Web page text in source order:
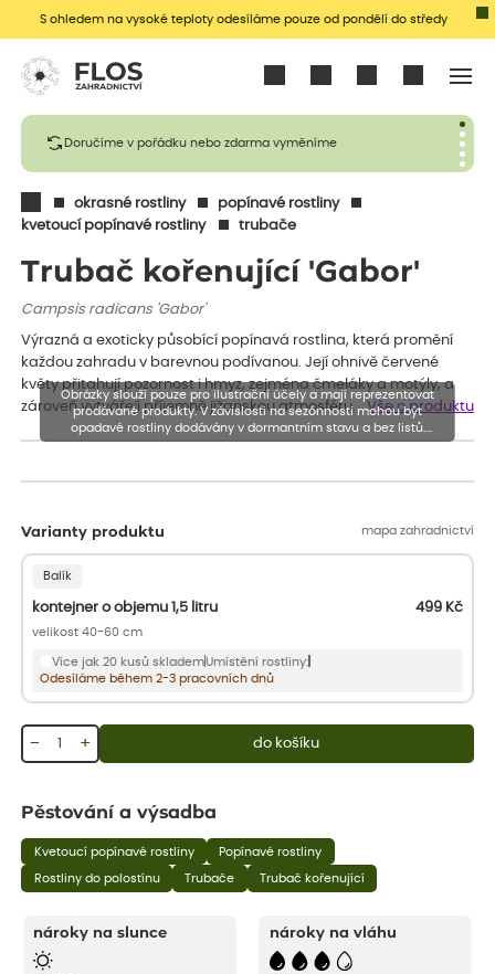
S ohledem na vysoké teploty odesíláme pouze od pondělí do středy
Doručíme v pořádku nebo zdarma vyměníme
okrasné rostliny
popínavé rostliny
kvetoucí popínavé rostliny
trubače
Trubač kořenující 'Gabor'
Campsis radicans 'Gabor'
Výrazná a exoticky působící popínavá rostlina, která promění
každou zahradu v barevnou podívanou. Její ohnivě červené
květy přitahují pozornost i hmyz, zejména čmeláky a motýly, a
zároveň vytvářejí příjemně jižanskou atmosféru.
Vše o produktu
Varianty produktu mapa zahradnictví
Balík
kontejner o objemu 1,5 litru 499 Kč
velikost 40-60 cm
Více jak 20 kusů sklademUmístění rostliny:
Odesíláme během 2-3 pracovních dnů
+
− do košíku
Obrázky slouží pouze pro ilustrační účely a mají reprezentovat
prodávané produkty. V závislosti na sezónnosti mohou být
opadavé rostliny dodávány v dormantním stavu a bez listů.
Rostliny mohou být také sestřiženy níže, než je uvedená výška,
Pěstování a výsadba
Kvetoucí popínavé rostliny Popínavé rostliny
Rostliny do polostínu Trubače Trubač kořenující
nároky na slunce nároky na vláhu